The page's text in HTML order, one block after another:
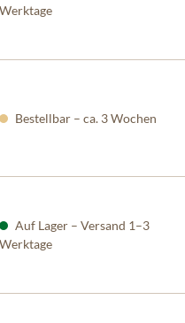
Werktage
Bestellbar – ca. 3 Wochen
Auf Lager – Versand 1–3
Werktage